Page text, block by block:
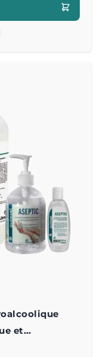
le produit
et